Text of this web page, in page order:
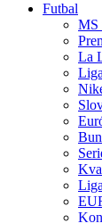
Futbal
MS
La